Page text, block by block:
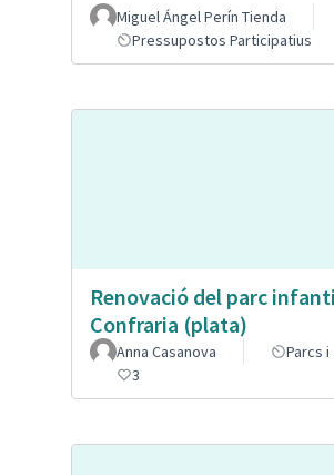
Miguel Ángel Perín Tienda
Pressupostos Participatius
Renovació del parc
Confraria (plata)
Anna Casanova Parcs
3